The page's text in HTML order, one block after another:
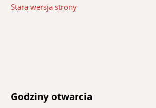
Stara wersja strony
Godziny otwarcia